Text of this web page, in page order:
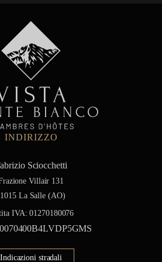
INDIRIZZO
Sciocchetti
Villair 131
La Salle (AO)
IVA:01270180076
Indicazioni stradali